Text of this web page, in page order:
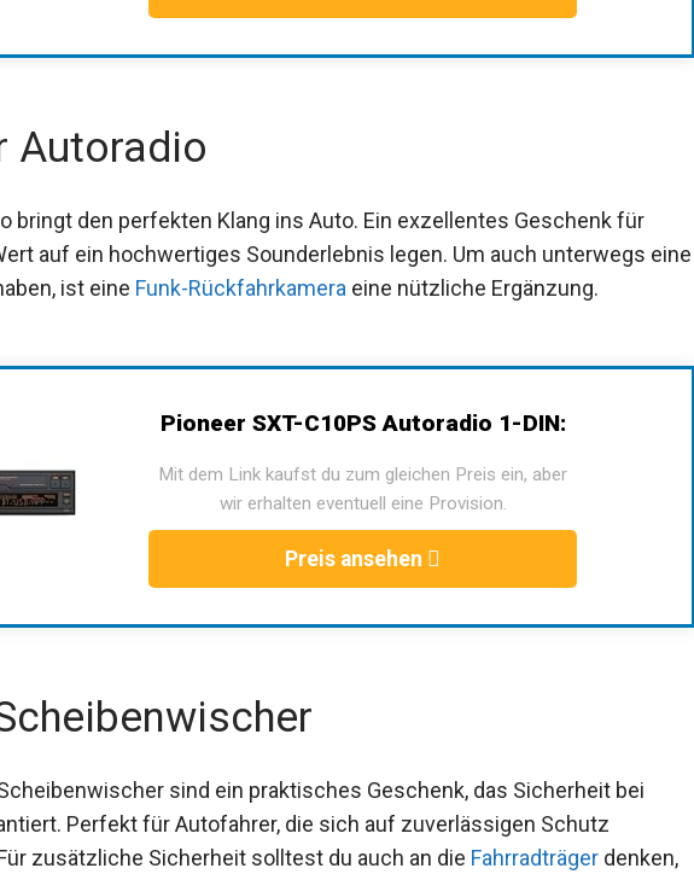
Autoradio
bringt den perfekten Klang ins Auto. Ein exzellentes Geschenk für
auf ein hochwertiges Sounderlebnis legen. Um auch unterwegs eine
ist eine Funk-Rückfahrkamera eine nützliche Ergänzung.
Pioneer SXT-C10PS Autoradio 1-DIN:
Mit dem Link kaufst du zum gleichen Preis ein, aber
wir erhalten eventuell eine Provision.
Preis ansehen
sind ein praktisches Geschenk, das Sicherheit bei
Perfekt für Autofahrer, die sich auf zuverlässigen Schutz
zusätzliche Sicherheit solltest du auch an die Fahrradträger denken,